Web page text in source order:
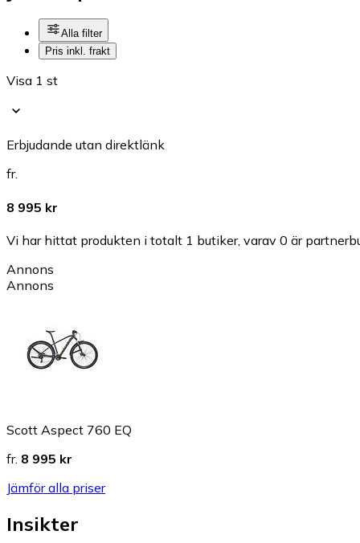
Alla filter
Pris inkl. frakt
Visa 1 st
Erbjudande utan direktlänk
fr.
8 995 kr
Vi har hittat produkten i totalt 1 butiker, varav 0 är
Annons
Annons
Scott Aspect 760 EQ
fr. 8 995 kr
Jämför alla priser
Insikter